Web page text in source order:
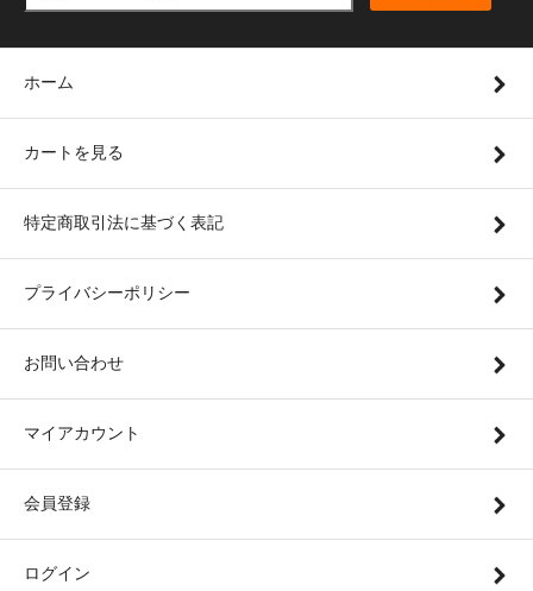
ホーム
カートを見る
特定商取引法に基づく表記
プライバシーポリシー
お問い合わせ
マイアカウント
会員登録
ログイン